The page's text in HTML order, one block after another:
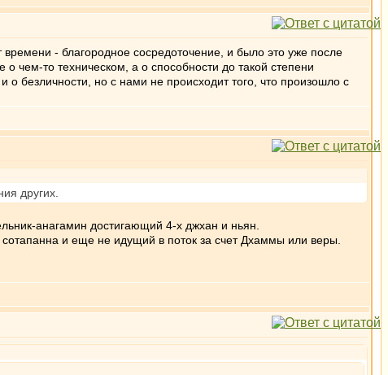
- благородное сосредоточение, и было это уже после
чем-то техническом, а о способности до такой степени
о безличности, но с нами не происходит того, что произошло с
других.
анагамин достигающий 4-х джхан и ньян.
и еще не идущий в поток за счет Дхаммы или веры.